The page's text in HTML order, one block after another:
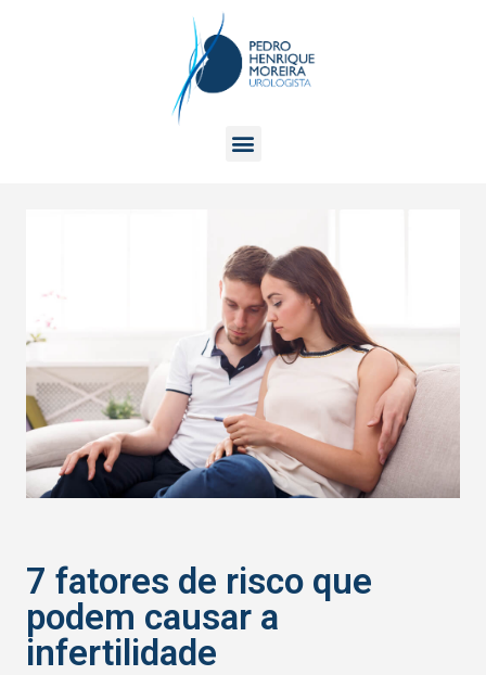
7 fatores de risco que
podem causar a
infertilidade